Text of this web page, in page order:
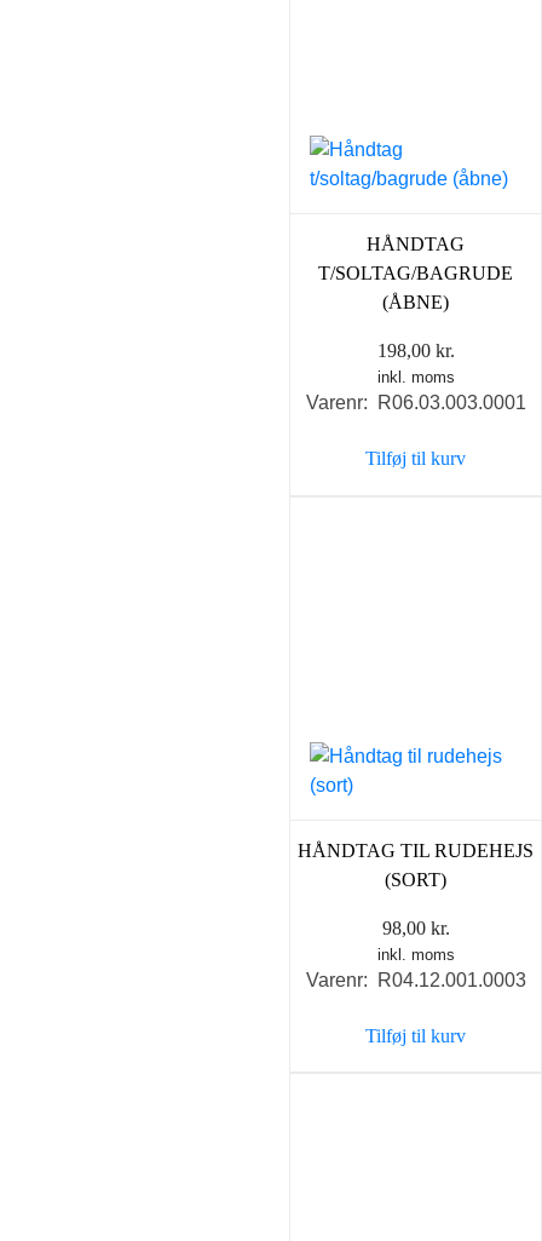
HÅNDTAG
T/SOLTAG/BAGRUDE
(ÅBNE)
198,00 kr.
inkl. moms
Varenr: R06.03.003.0001
Tilføj til kurv
HÅNDTAG TIL RUDEHEJS
(SORT)
98,00 kr.
inkl. moms
Varenr: R04.12.001.0003
Tilføj til kurv